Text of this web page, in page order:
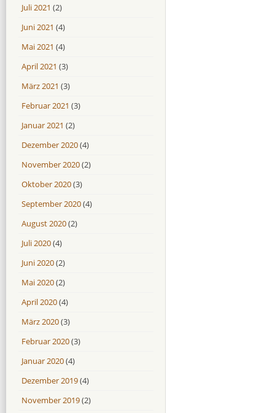
Juli 2021 (2)
Juni 2021 (4)
Mai 2021 (4)
April 2021 (3)
März 2021 (3)
Februar 2021 (3)
Januar 2021 (2)
Dezember 2020(4)
November 2020(2)
Oktober 2020(3)
September 2020(4)
August 2020(2)
Juli 2020(4)
Juni 2020(2)
Mai 2020(2)
April 2020(4)
März 2020(3)
Februar 2020(3)
Januar 2020(4)
Dezember 2019(4)
November 2019(2)